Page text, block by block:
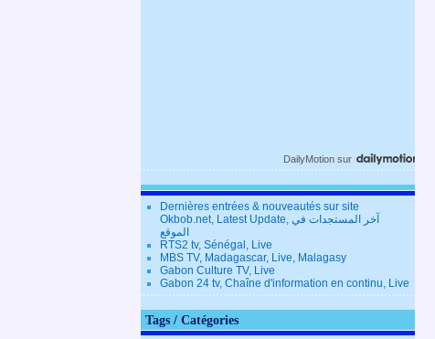
DailyMotion sur
Dernières entrées & nouveautés sur site
Okbob.net, Latest Update, آخر المستجدات في
الموقع
RTS2 tv, Sénégal, Live
MBS TV, Madagascar, Live, Malagasy
Gabon Culture TV, Live
Gabon 24 tv, Chaîne d'information en continu, Live
Tags / Catégories